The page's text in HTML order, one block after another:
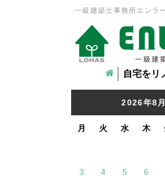
一級建築士事務所エンラ
自宅をリ
2026年8月
月 火 水 木
3 4 5 6